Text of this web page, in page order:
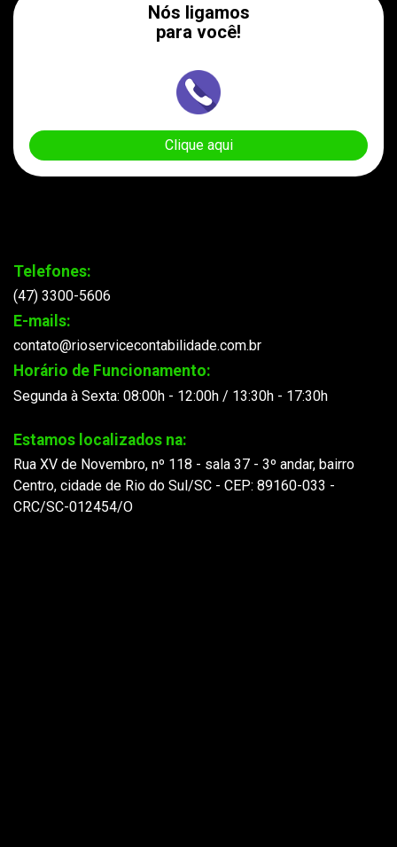
Nós ligamos
para você!
Clique aqui
Telefones:
(47) 3300-5606
E-mails:
contato@rioservicecontabilidade.com.br
Horário de Funcionamento:
Segunda à Sexta: 08:00h - 12:00h / 13:30h - 17:30h
Estamos localizados na:
Rua XV de Novembro, nº 118 - sala 37 - 3º andar, bairro
Centro, cidade de Rio do Sul/SC - CEP: 89160-033 -
CRC/SC-012454/O